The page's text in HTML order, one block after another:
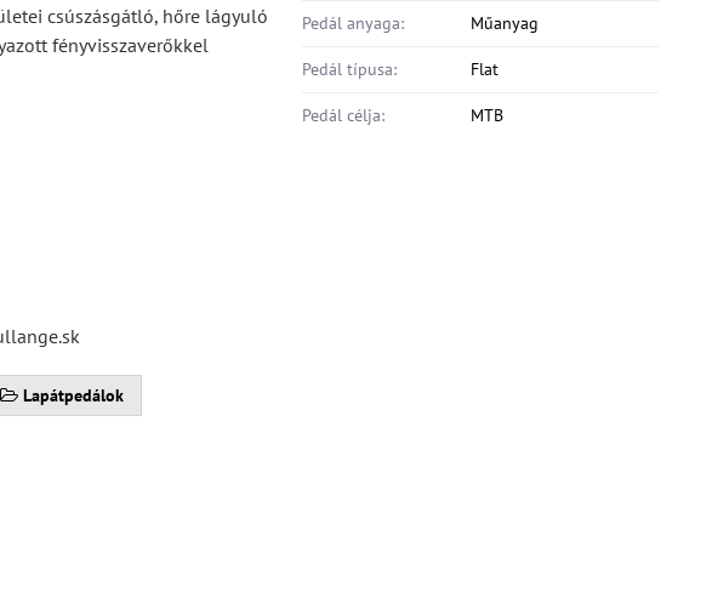
csúszásgátló, hőre lágyuló
fényvisszaverőkkel
Lapátpedálok
Pedál anyaga: Műanyag
Pedál típusa: Flat
Pedál célja: MTB